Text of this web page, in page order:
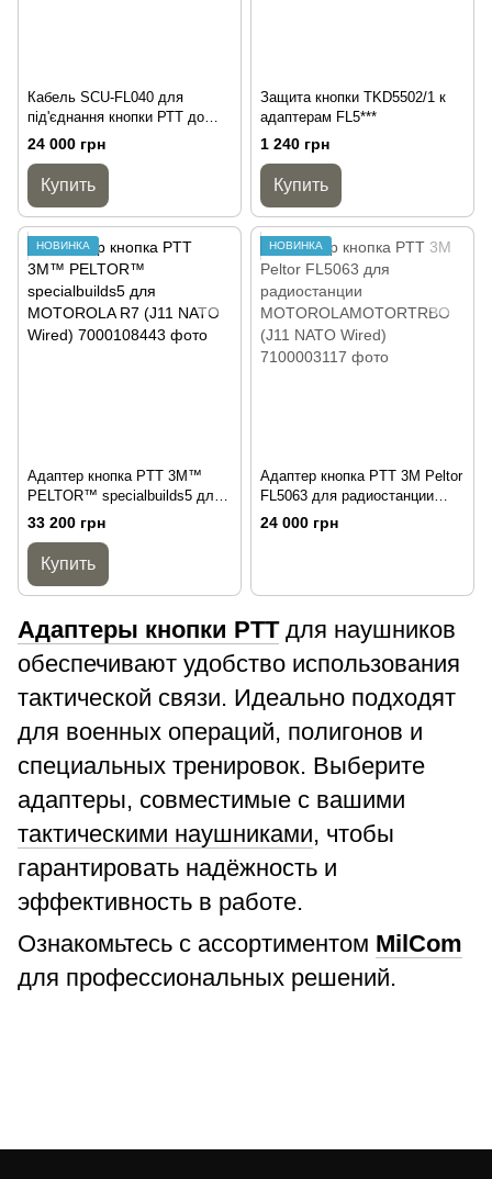
Кабель SCU-FL040 для
під'єднання кнопки РТТ до
рації SCU-FL040 MBITR,
HARRIS 5800, LVIS
24 000 грн
Купить
Защита кнопки TKD5502/1 к
адаптерам FL5***
1 240 грн
Купить
НОВИНКА
Адаптер кнопка PTT 3M™
PELTOR™ specialbuilds5 для
MOTOROLA R7 (J11 NATO
33 200 грн
Купить
НОВИНКА
Адаптер кнопка PTT 3M Peltor
FL5063 для радиостанции
MOTOROLAMOTORTRBO (J11
NATO Wired)
24 000 грн
Адаптеры кнопки PTTдля наушников
обеспечивают удобство использования
тактической связи. Идеально подходят
для военных операций, полигонов и
специальных тренировок. Выберите
адаптеры, совместимые с вашими
тактическими наушниками, чтобы
гарантировать надёжность и
эффективность в работе.
Ознакомьтесь с ассортиментом MilCom
для профессиональных решений.